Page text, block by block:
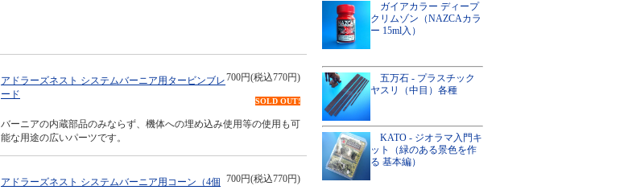
アドラーズネスト システムバーニア用タービンブレ
ード
700円(税込770円)
SOLD OUT!
バーニアの内蔵部品のみならず、機体への埋め込み使用等の使用も可
能な用途の広いパーツです。
アドラーズネスト システムバーニア用コーン（4個 700円(税込770円)
ガイアカラー ディープ
クリムゾン（NAZCAカラ
ー 15ml入）
五万石 - プラスチック
ヤスリ（中目）各種
KATO - ジオラマ入門キ
ット（緑のある景色を作
る 基本編）